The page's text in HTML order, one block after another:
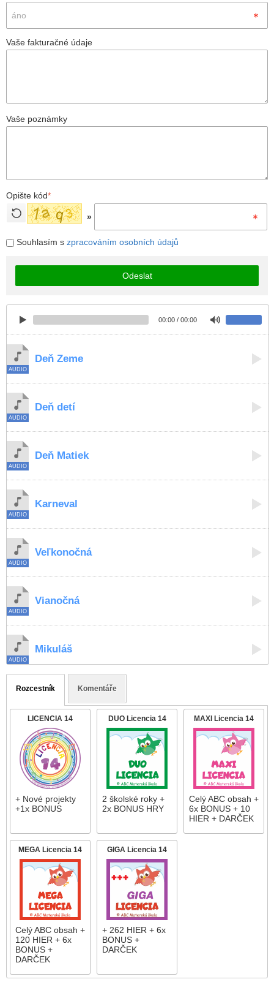
Vaše fakturačné údaje
Vaše poznámky
Opište kód*
»
Souhlasím s zpracováním osobních údajů
Odeslat
00:00 / 00:00
Deň Zeme
Deň detí
Deň Matiek
Karneval
Veľkonočná
Vianočná
Mikuláš
Rozcestník Komentáře
LICENCIA 14
+ Nové projekty
+1x BONUS
DUO Licencia 14
2 školské roky +
2x BONUS HRY
MAXI Licencia 14
Celý ABC obsah +
6x BONUS + 10
HIER + DARČEK
MEGA Licencia 14
Celý ABC obsah +
120 HIER + 6x
BONUS +
DARČEK
GIGA Licencia 14
+ 262 HIER + 6x
BONUS +
DARČEK